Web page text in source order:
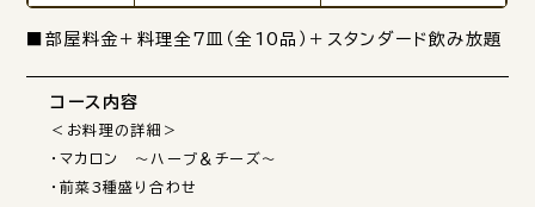
■部屋料金＋料理全7皿（全10品）＋スタンダード飲み放題
コース内容
＜お料理の詳細＞
・マカロン　～ハーブ＆チーズ～
・前菜3種盛り合わせ